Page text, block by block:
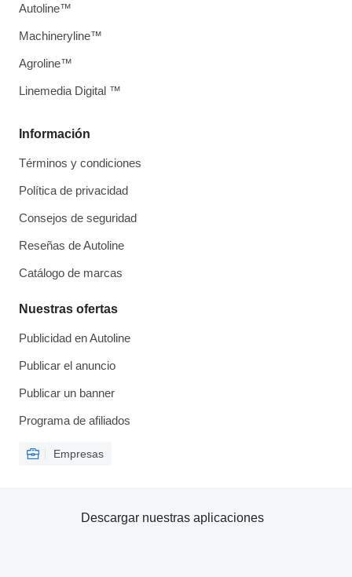
Información
Términos y condiciones
Política de privacidad
Consejos de seguridad
Reseñas de Autoline
Catálogo de marcas
Nuestras ofertas
Publicidad en Autoline
Publicar el anuncio
Publicar un banner
Programa de afiliados
Empresas
Autoline™
Machineryline™
Agroline™
Linemedia Digital ™
Descargar nuestras aplicaciones